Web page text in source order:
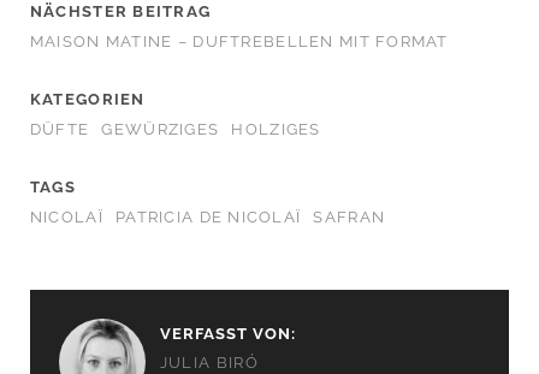
NÄCHSTER BEITRAG
MAISON MATINE – DUFTREBELLEN MIT FORMAT
KATEGORIEN
DÜFTE
GEWÜRZIGES HOLZIGES
TAGS
NICOLAÏ
PATRICIA DE NICOLAÏ SAFRAN
VERFASST VON:
JULIA BIRÓ